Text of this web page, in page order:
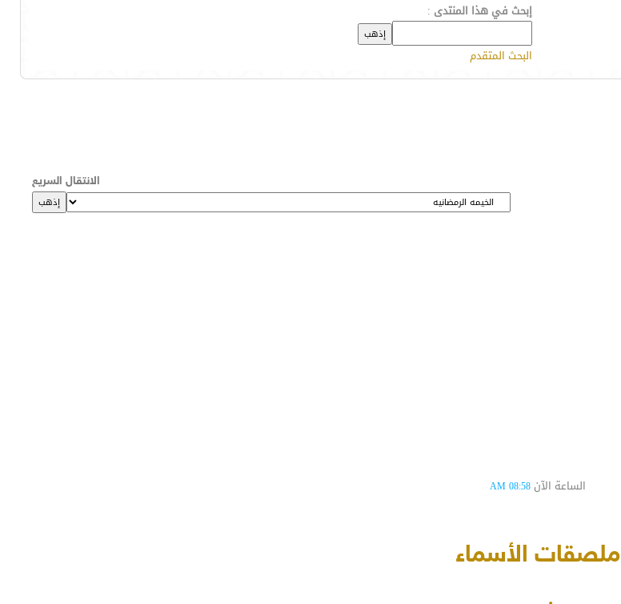
إبحث في هذا المنتدى :
البحث المتقدم
الانتقال السريع
الساعة الآن 08:58 AM
ملصقات الأسماء